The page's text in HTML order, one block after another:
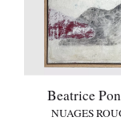
Beatrice
NUAGES